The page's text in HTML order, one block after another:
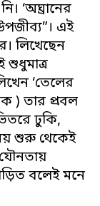
‘অঘ্রানের
এই
লিখেছেন
শুধুমাত্র
‘তেলের
) তার প্রবল
ঢুকি,
শুরু থেকেই
বলেই মনে